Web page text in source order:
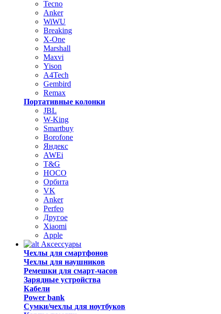
Tecno
Anker
WiWU
Breaking
X-One
Marshall
Maxvi
Yison
A4Tech
Gembird
Remax
Портативные колонки
JBL
W-King
Smartbuy
Borofone
Яндекс
AWEi
T&G
HOCO
Орбита
VK
Anker
Perfeo
Другое
Xiaomi
Apple
Аксессуары
Чехлы для смартфонов
Чехлы для наушников
Ремешки для смарт-часов
Зарядные устройства
Кабели
Power bank
Сумки/чехлы для ноутбуков